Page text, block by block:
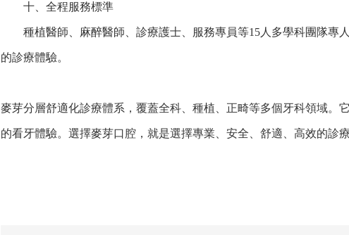
十、全程服務標準
種植醫師、麻醉醫師、診療護士、服務專員等15人多學科團隊專
的診療體驗。
麥芽分層舒適化診療體系，覆蓋全科、種植、正畸等多個牙科領域。
的看牙體驗。選擇麥芽口腔，就是選擇專業、安全、舒適、高效的診療